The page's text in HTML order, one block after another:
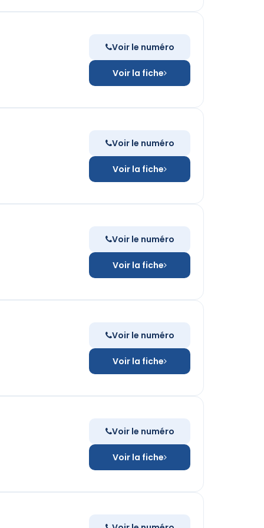
Voir le numéro
Voir la fiche
Voir le numéro
Voir la fiche
Voir le numéro
Voir la fiche
Voir le numéro
Voir la fiche
Voir le numéro
Voir la fiche